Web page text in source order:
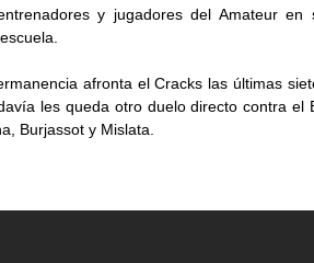
y jugadores del Amateur en
afronta el Cracks las últimas
les queda otro duelo directo contra el
Burjassot y Mislata.